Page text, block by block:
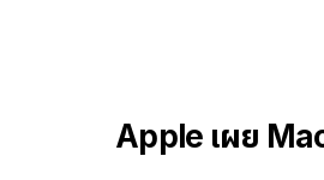
Apple เผย